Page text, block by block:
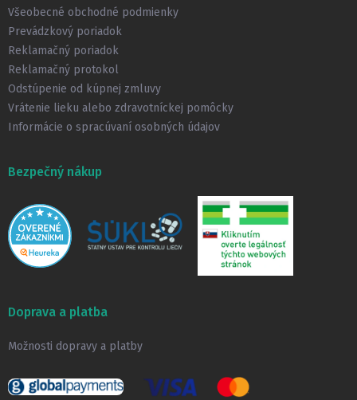
Všeobecné obchodné podmienky
Prevádzkový poriadok
Reklamačný poriadok
Reklamačný protokol
Odstúpenie od kúpnej zmluvy
Vrátenie lieku alebo zdravotníckej pomôcky
Informácie o spracúvaní osobných údajov
Bezpečný nákup
Doprava a platba
Možnosti dopravy a platby